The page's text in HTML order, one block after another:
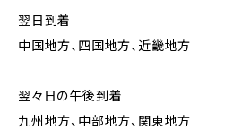
翌日到着
中国地方、四国地方、近畿地方
翌々日の午後到着
九州地方、中部地方、関東地方